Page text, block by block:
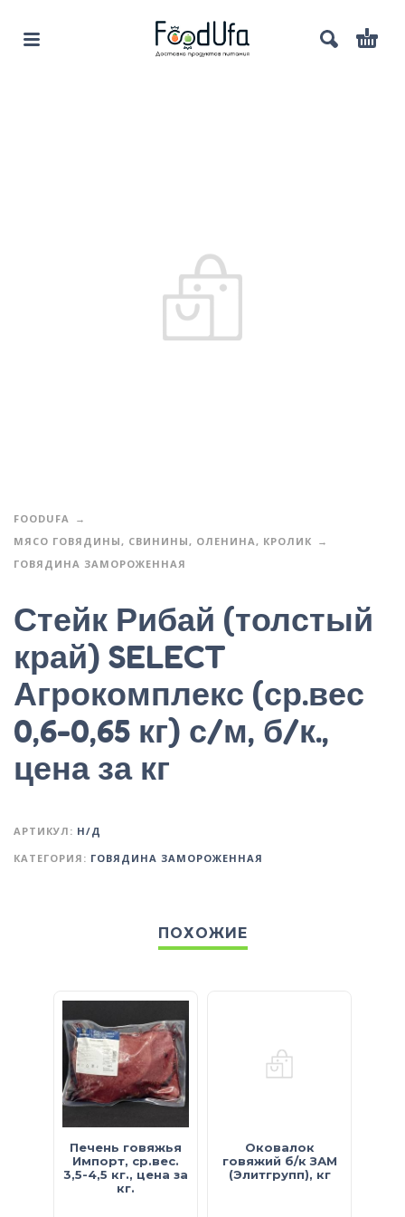
FOODUFA
МЯСО ГОВЯДИНЫ, СВИНИНЫ, ОЛЕНИНА, КРОЛИК
ГОВЯДИНА ЗАМОРОЖЕННАЯ
Стейк Рибай (толстый
край) SELECT
Агрокомплекс (ср.вес
0,6-0,65 кг) с/м, б/к.,
цена за кг
АРТИКУЛ: Н/Д
КАТЕГОРИЯ: ГОВЯДИНА ЗАМОРОЖЕННАЯ
ПОХОЖИЕ
Печень говяжья
Импорт, ср.вес.
3,5-4,5 кг., цена за
кг.
Оковалок
говяжий б/к ЗАМ
(Элитгрупп), кг